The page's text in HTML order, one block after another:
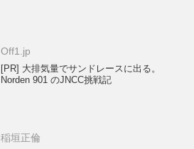
Off1.jp
[PR] 大排気量でサンドレースに出る。
Norden 901 のJNCC挑戦記
稲垣正倫